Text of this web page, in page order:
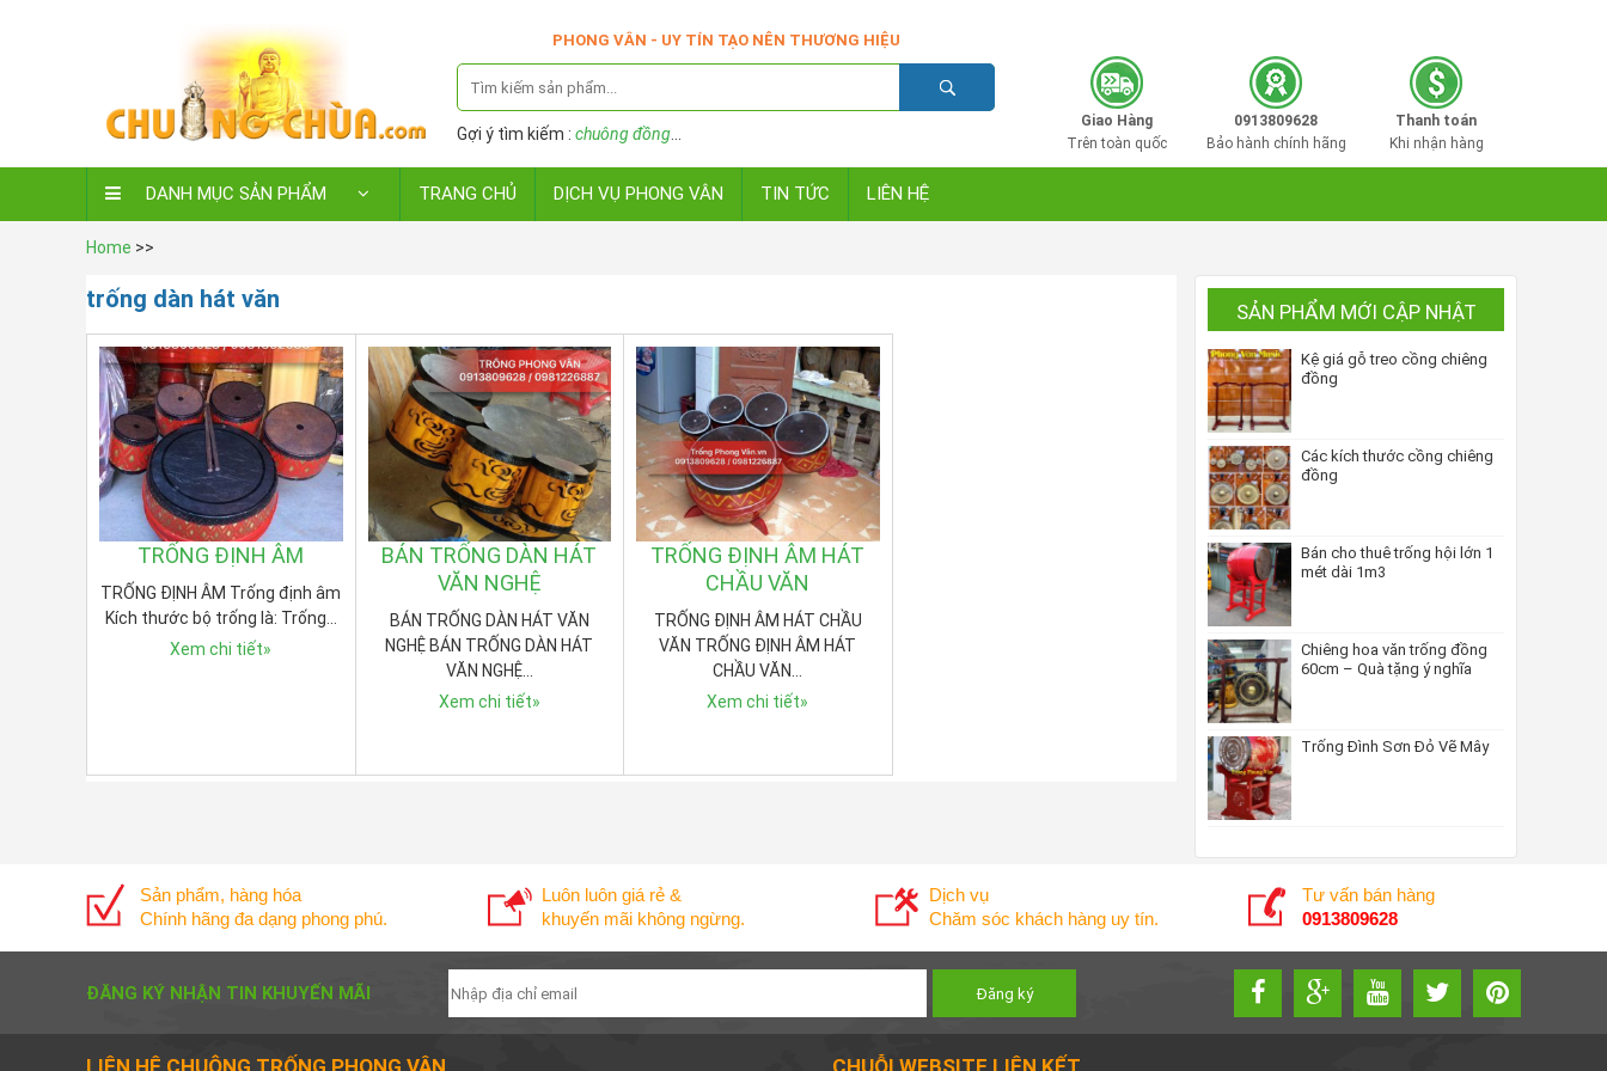
PHONG VÂN - UY TÍN TẠO NÊN THƯƠNG HIỆU
Gợi ý tìm kiếm : chuông đồng
Giao Hàng
Trên toàn quốc
0913809628
Bảo hành chính hãng
Thanh toán
Khi nhận hàng
DANH MỤC SẢN PHẨM TRANG CHỦ DỊCH VỤ PHONG VÂN TIN TỨC LIÊN HỆ
Home >>
trống dàn hát văn
TRỐNG ĐỊNH ÂM
TRỐNG ĐỊNH ÂM Trống định âm
Kích thước bộ trống là: Trống…
Xem chi tiết»
BÁN TRỐNG DÀN HÁT
VĂN NGHỆ
BÁN TRỐNG DÀN HÁT VĂN
NGHỆ BÁN TRỐNG DÀN HÁT
VĂN NGHỆ…
Xem chi tiết»
TRỐNG ĐỊNH ÂM HÁT
CHẦU VĂN
TRỐNG ĐỊNH ÂM HÁT CHẦU
VĂN TRỐNG ĐỊNH ÂM HÁT
CHẦU VĂN…
Xem chi tiết»
SẢN PHẨM MỚI CẬP NHẬT
Kệ giá gỗ treo cồng chiêng
đồng
Các kích thước cồng chiêng
đồng
Bán cho thuê trống hội lớn 1
mét dài 1m3
Chiêng hoa văn trống đồng
60cm – Quà tặng ý nghĩa
Trống Đình Sơn Đỏ Vẽ Mây
Sản phẩm, hàng hóa
Chính hãng đa dạng phong phú.
Luôn luôn giá rẻ &
khuyến mãi không ngừng.
Dịch vụ
Chăm sóc khách hàng uy tín.
Tư vấn bán hàng
0913809628
ĐĂNG KÝ NHẬN TIN KHUYẾN MÃI
LIÊN HỆ CHUÔNG TRỐNG PHONG VÂN CHUỖI WEBSITE LIÊN KẾT